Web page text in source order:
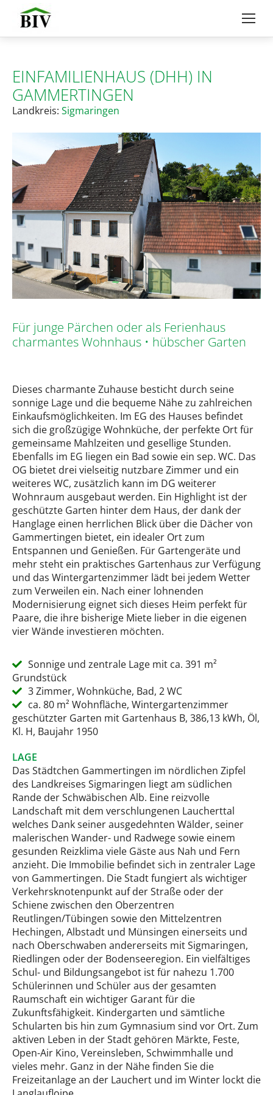
EINFAMILIENHAUS (DHH) IN
GAMMERTINGEN
Landkreis: Sigmaringen
Für junge Pärchen oder als Ferienhaus
charmantes Wohnhaus • hübscher Garten
Dieses charmante Zuhause besticht durch seine
sonnige Lage und die bequeme Nähe zu zahlreichen
Einkaufsmöglichkeiten. Im EG des Hauses befindet
sich die großzügige Wohnküche, der perfekte Ort für
gemeinsame Mahlzeiten und gesellige Stunden.
Ebenfalls im EG liegen ein Bad sowie ein sep. WC. Das
OG bietet drei vielseitig nutzbare Zimmer und ein
weiteres WC, zusätzlich kann im DG weiterer
Wohnraum ausgebaut werden. Ein Highlight ist der
geschützte Garten hinter dem Haus, der dank der
Hanglage einen herrlichen Blick über die Dächer von
Gammertingen bietet, ein idealer Ort zum
Entspannen und Genießen. Für Gartengeräte und
mehr steht ein praktisches Gartenhaus zur Verfügung
und das Wintergartenzimmer lädt bei jedem Wetter
zum Verweilen ein. Nach einer lohnenden
Modernisierung eignet sich dieses Heim perfekt für
Paare, die ihre bisherige Miete lieber in die eigenen
vier Wände investieren möchten.
Sonnige und zentrale Lage mit ca. 391 m²
Grundstück
3 Zimmer, Wohnküche, Bad, 2 WC
ca. 80 m² Wohnfläche, Wintergartenzimmer
geschützter Garten mit Gartenhaus B, 386,13 kWh, Öl,
Kl. H, Baujahr 1950
LAGE
Das Städtchen Gammertingen im nördlichen Zipfel
des Landkreises Sigmaringen liegt am südlichen
Rande der Schwäbischen Alb. Eine reizvolle
Landschaft mit dem verschlungenen Laucherttal
welches Dank seiner ausgedehnten Wälder, seiner
malerischen Wander- und Radwege sowie einem
gesunden Reizklima viele Gäste aus Nah und Fern
anzieht. Die Immobilie befindet sich in zentraler Lage
von Gammertingen. Die Stadt fungiert als wichtiger
Verkehrsknotenpunkt auf der Straße oder der
Schiene zwischen den Oberzentren
Reutlingen/Tübingen sowie den Mittelzentren
Hechingen, Albstadt und Münsingen einerseits und
nach Oberschwaben andererseits mit Sigmaringen,
Riedlingen oder der Bodenseeregion. Ein vielfältiges
Schul- und Bildungsangebot ist für nahezu 1.700
Schülerinnen und Schüler aus der gesamten
Raumschaft ein wichtiger Garant für die
Zukunftsfähigkeit. Kindergarten und sämtliche
Schularten bis hin zum Gymnasium sind vor Ort. Zum
aktiven Leben in der Stadt gehören Märkte, Feste,
Open-Air Kino, Vereinsleben, Schwimmhalle und
vieles mehr. Ganz in der Nähe finden Sie die
Freizeitanlage an der Lauchert und im Winter lockt die